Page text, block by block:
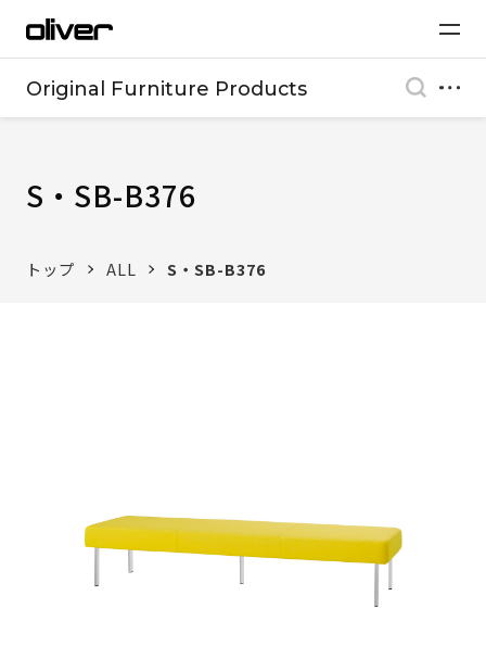
Original Furniture Products
S・SB-B376
トップ ALL S・SB-B376